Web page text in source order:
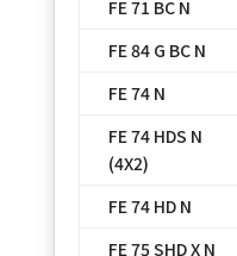
FE 71 BC N
FE 84 G BC N
FE 74 N
FE 74 HDS N
(4X2)
FE 74 HD N
FE 75 SHD X N